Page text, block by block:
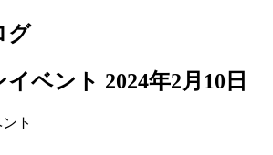
グ
ベント 2024年2月10日